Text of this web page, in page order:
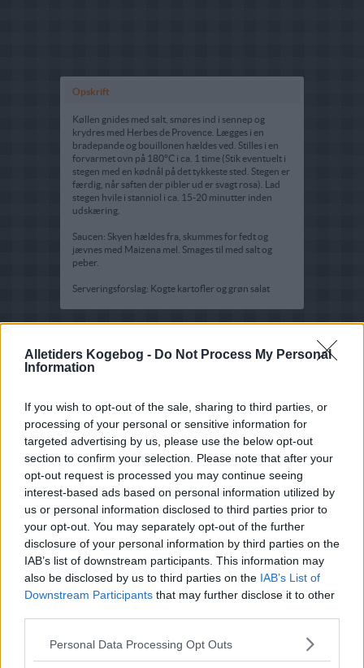
Alletiders Kogebog - Do Not Process My Personal
Information
If you wish to opt-out of the sale, sharing to third parties, or
processing of your personal or sensitive information for
targeted advertising by us, please use the below opt-out
section to confirm your selection. Please note that after your
opt-out request is processed you may continue seeing
interest-based ads based on personal information utilized by
us or personal information disclosed to third parties prior to
your opt-out. You may separately opt-out of the further
disclosure of your personal information by third parties on the
IAB’s list of downstream participants. This information may
also be disclosed by us to third parties on the IAB’s List of
Downstream Participants that may further disclose it to other
Personal Data Processing Opt Outs
Opskrift
Køllen gnides med salt, smøres ind i sennep og
krydres med Herbes de Provence. Lægges i en
bradepande og bouillonen hældes ved. Stilles i en
forvarmet ovn på 180°C i ca. 1 time (Stik eventuelt i
stegen med en kødnål på det tykkeste sted. Stegen er
færdig, når saften der pibler ud er svagt rosa). Lad
stegen hvile i stanniol i ca. 15-20 minutter inden
udskæring.
Saucen: Skyen hældes fra, skummes for fedt og
jævnes med Maizena mel. Smages til med salt og
peber.
Serveringsforslag: Kogte kartofler og grøn salat
Ret :Hovedretter-Diverse Hovedretter